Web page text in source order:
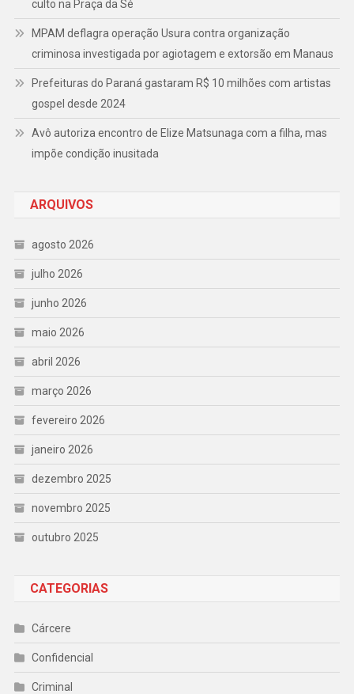
culto na Praça da Sé
MPAM deflagra operação Usura contra organização
criminosa investigada por agiotagem e extorsão em Manaus
Prefeituras do Paraná gastaram R$ 10 milhões com artistas
gospel desde 2024
Avô autoriza encontro de Elize Matsunaga com a filha, mas
impõe condição inusitada
ARQUIVOS
agosto 2026
julho 2026
junho 2026
maio 2026
abril 2026
março 2026
fevereiro 2026
janeiro 2026
dezembro 2025
novembro 2025
outubro 2025
CATEGORIAS
Cárcere
Confidencial
Criminal